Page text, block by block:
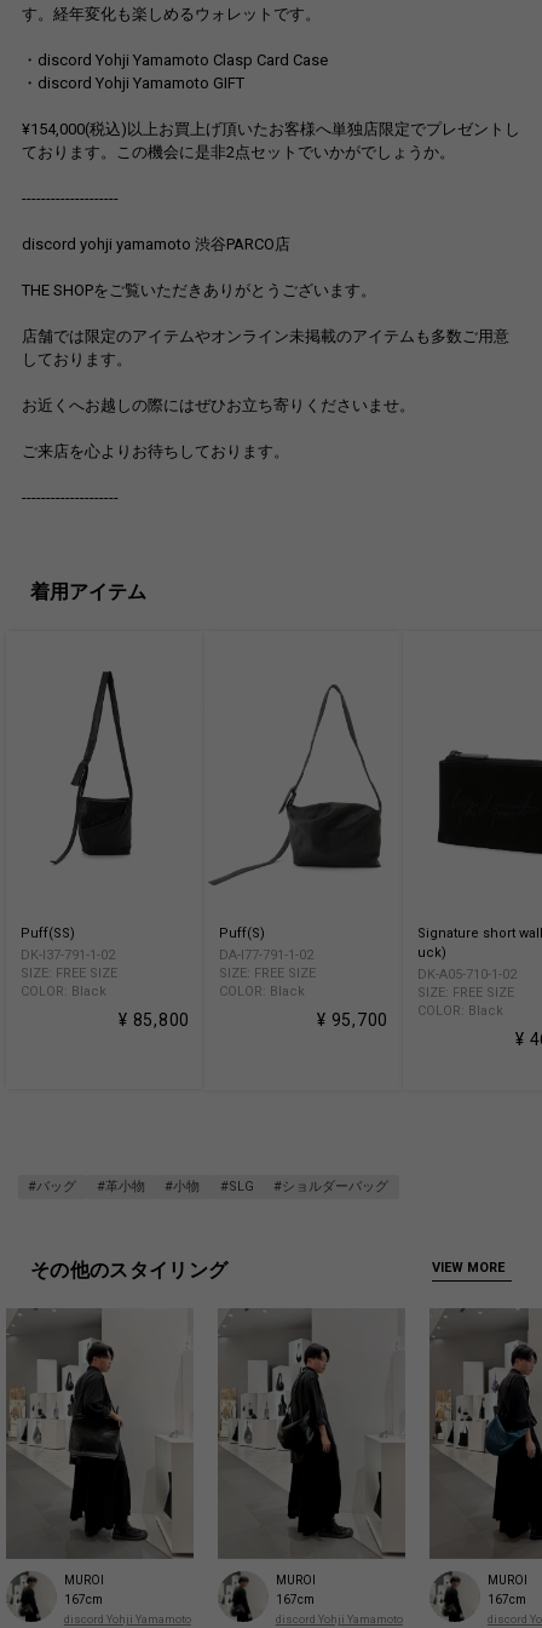
す。経年変化も楽しめるウォレットです。
・discord Yohji Yamamoto Clasp Card Case
・discord Yohji Yamamoto GIFT
¥154,000(税込)以上お買上げ頂いたお客様へ単独店限定でプレゼントし
ております。この機会に是非2点セットでいかがでしょうか。
--------------------
discord yohji yamamoto 渋谷PARCO店
THE SHOPをご覧いただきありがとうございます。
店舗では限定のアイテムやオンライン未掲載のアイテムも多数ご用意
しております。
お近くへお越しの際にはぜひお立ち寄りくださいませ。
ご来店を心よりお待ちしております。
--------------------
着用アイテム
Puff(SS)
DK-I37-791-1-02
SIZE: FREE SIZE
COLOR: Black
¥ 85,800
Puff(S)
DA-I77-791-1-02
SIZE: FREE SIZE
COLOR: Black
¥ 95,700
Signature short
uck)
DK-A05-710-1-02
SIZE: FREE SIZE
COLOR: Black
¥
#バッグ #革小物 #小物 #SLG #ショルダーバッグ
その他のスタイリング VIEW MORE
MUROI
167cm
discord Yohji Yamamoto
MUROI
167cm
discord Yohji Yamamoto
MUROI
167cm
discord